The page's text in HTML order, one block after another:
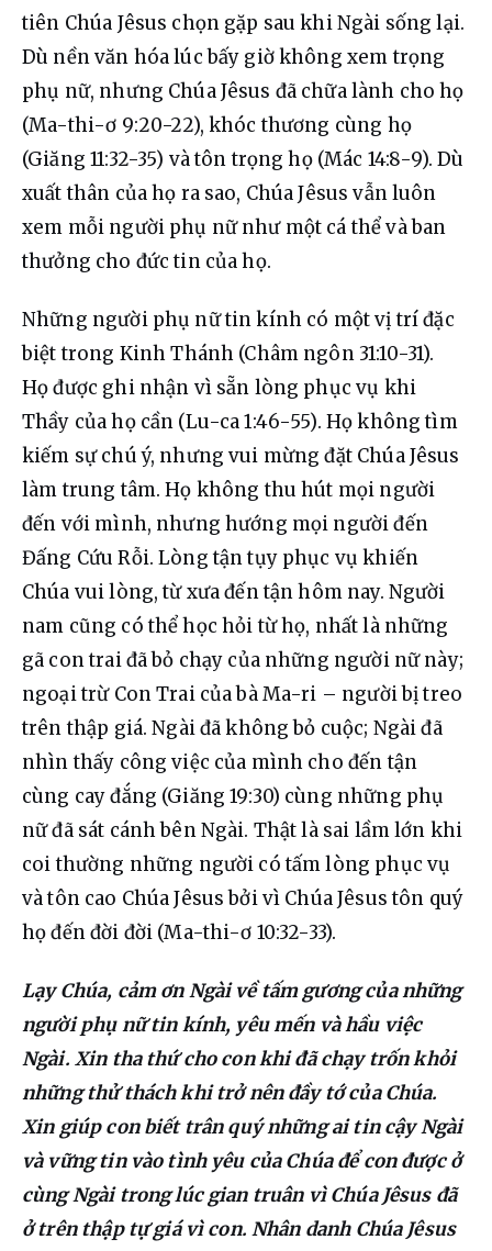
tiên Chúa Jêsus chọn gặp sau khi Ngài sống lại.
Dù nền văn hóa lúc bấy giờ không xem trọng
phụ nữ, nhưng Chúa Jêsus đã chữa lành cho họ
(Ma-thi-ơ 9:20-22), khóc thương cùng họ
(Giăng 11:32-35) và tôn trọng họ (Mác 14:8-9). Dù
xuất thân của họ ra sao, Chúa Jêsus vẫn luôn
xem mỗi người phụ nữ như một cá thể và ban
thưởng cho đức tin của họ.
Những người phụ nữ tin kính có một vị trí đặc
biệt trong Kinh Thánh (Châm ngôn 31:10-31).
Họ được ghi nhận vì sẵn lòng phục vụ khi
Thầy của họ cần (Lu-ca 1:46-55). Họ không tìm
kiếm sự chú ý, nhưng vui mừng đặt Chúa Jêsus
làm trung tâm. Họ không thu hút mọi người
đến với mình, nhưng hướng mọi người đến
Đấng Cứu Rỗi. Lòng tận tụy phục vụ khiến
Chúa vui lòng, từ xưa đến tận hôm nay. Người
nam cũng có thể học hỏi từ họ, nhất là những
gã con trai đã bỏ chạy của những người nữ này;
ngoại trừ Con Trai của bà Ma-ri – người bị treo
trên thập giá. Ngài đã không bỏ cuộc; Ngài đã
nhìn thấy công việc của mình cho đến tận
cùng cay đắng (Giăng 19:30) cùng những phụ
nữ đã sát cánh bên Ngài. Thật là sai lầm lớn khi
coi thường những người có tấm lòng phục vụ
và tôn cao Chúa Jêsus bởi vì Chúa Jêsus tôn quý
họ đến đời đời (Ma-thi-ơ 10:32-33).
Lạy Chúa, cảm ơn Ngài về tấm gương của những
người phụ nữ tin kính, yêu mến và hầu việc
Ngài. Xin tha thứ cho con khi đã chạy trốn khỏi
những thử thách khi trở nên đầy tớ của Chúa.
Xin giúp con biết trân quý những ai tin cậy Ngài
và vững tin vào tình yêu của Chúa để con được ở
cùng Ngài trong lúc gian truân vì Chúa Jêsus đã
ở trên thập tự giá vì con. Nhân danh Chúa Jêsus